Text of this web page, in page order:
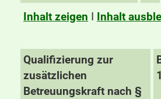
Inhalt zeigen I Inhalt
Qualifizierung zur
zusätzlichen
Betreuungskraft nach §